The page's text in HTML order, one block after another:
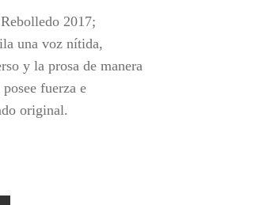
2017;
una voz nítida,
y la prosa de manera
fuerza e
original.